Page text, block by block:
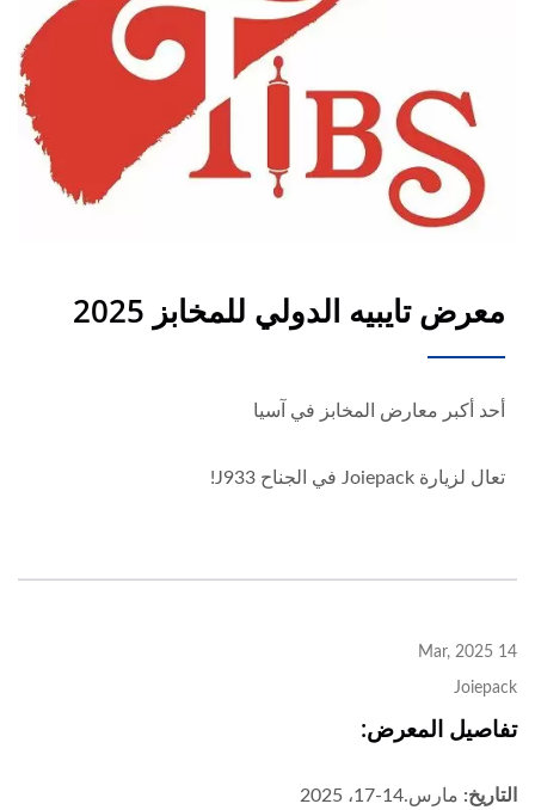
معرض تايبيه الدولي للمخابز 2025
أحد أكبر معارض المخابز في آسيا
تعال لزيارة Joiepack في الجناح J933!
14 Mar, 2025
Joiepack
تفاصيل المعرض:
التاريخ: مارس.14-17، 2025